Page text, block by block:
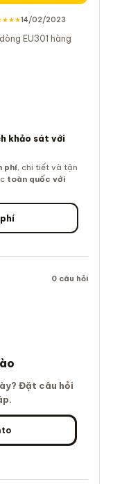
14/02/2023
EU301 hàng
khảo sát với
phí, chi tiết và tận
toàn quốc với
0 câu hỏi
Đặt câu hỏi